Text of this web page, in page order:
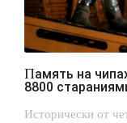
Память на чипах CXMT покорила рубеж DDR5-
8800
Исторически от